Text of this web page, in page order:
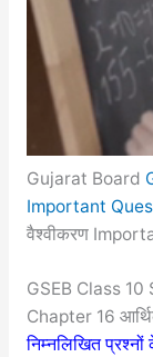
Gujarat Board
Important
वैश्वीकरण
GSEB Class
Chapter 16
निम्नलिखित प्रश्नों